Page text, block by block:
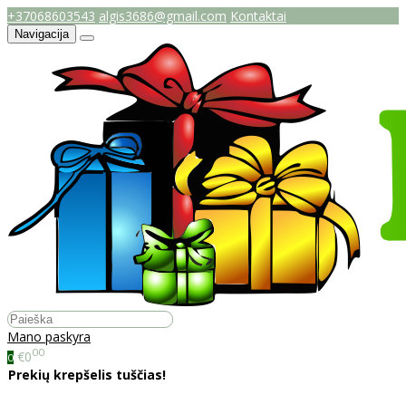
+37068603543 algis3686@gmail.com Kontaktai
Navigacija
Mano paskyra
0 €000
Prekių krepšelis tuščias!